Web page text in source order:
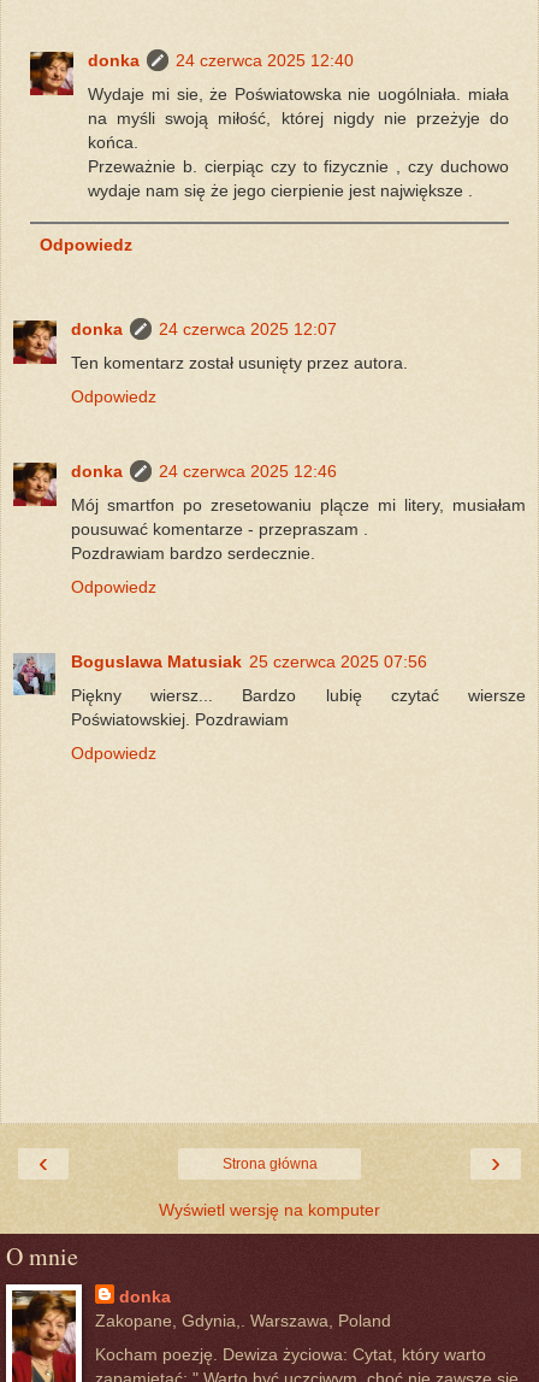
donka
24 czerwca 2025 12:40
Wydaje mi sie, że Poświatowska nie uogólniała. miała
na myśli swoją miłość, której nigdy nie przeżyje do
końca.
Przeważnie b. cierpiąc czy to fizycznie , czy duchowo
wydaje nam się że jego cierpienie jest największe .
Odpowiedz
donka
24 czerwca 2025 12:07
Ten komentarz został usunięty przez autora.
Odpowiedz
donka
24 czerwca 2025 12:46
Mój smartfon po zresetowaniu plącze mi litery, musiałam
pousuwać komentarze - przepraszam .
Pozdrawiam bardzo serdecznie.
Odpowiedz
Boguslawa Matusiak 25 czerwca 2025 07:56
Piękny wiersz... Bardzo lubię czytać wiersze
Poświatowskiej. Pozdrawiam
Odpowiedz
‹ ›
Strona główna
Wyświetl wersję na komputer
O mnie
donka
Zakopane, Gdynia,. Warszawa, Poland
Kocham poezję. Dewiza życiowa: Cytat, który warto
zapamiętać: " Warto być uczciwym, choć nie zawsze się